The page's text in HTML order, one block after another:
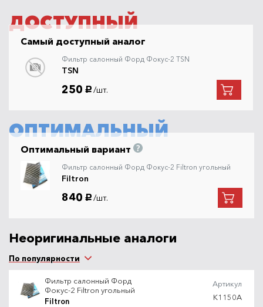
ДОСТУПНЫЙ
Самый доступный аналог
Фильтр салонный Форд Фокус-2 TSN
TSN
250 руб. /шт.
ОПТИМАЛЬНЫЙ
Оптимальный вариант
Фильтр салонный Форд Фокус-2 Filtron угольный
Filtron
840 руб. /шт.
Неоригинальные аналоги
По популярности
Фильтр салонный Форд
Фокус-2 Filtron угольный
Filtron
Артикул
K1150A